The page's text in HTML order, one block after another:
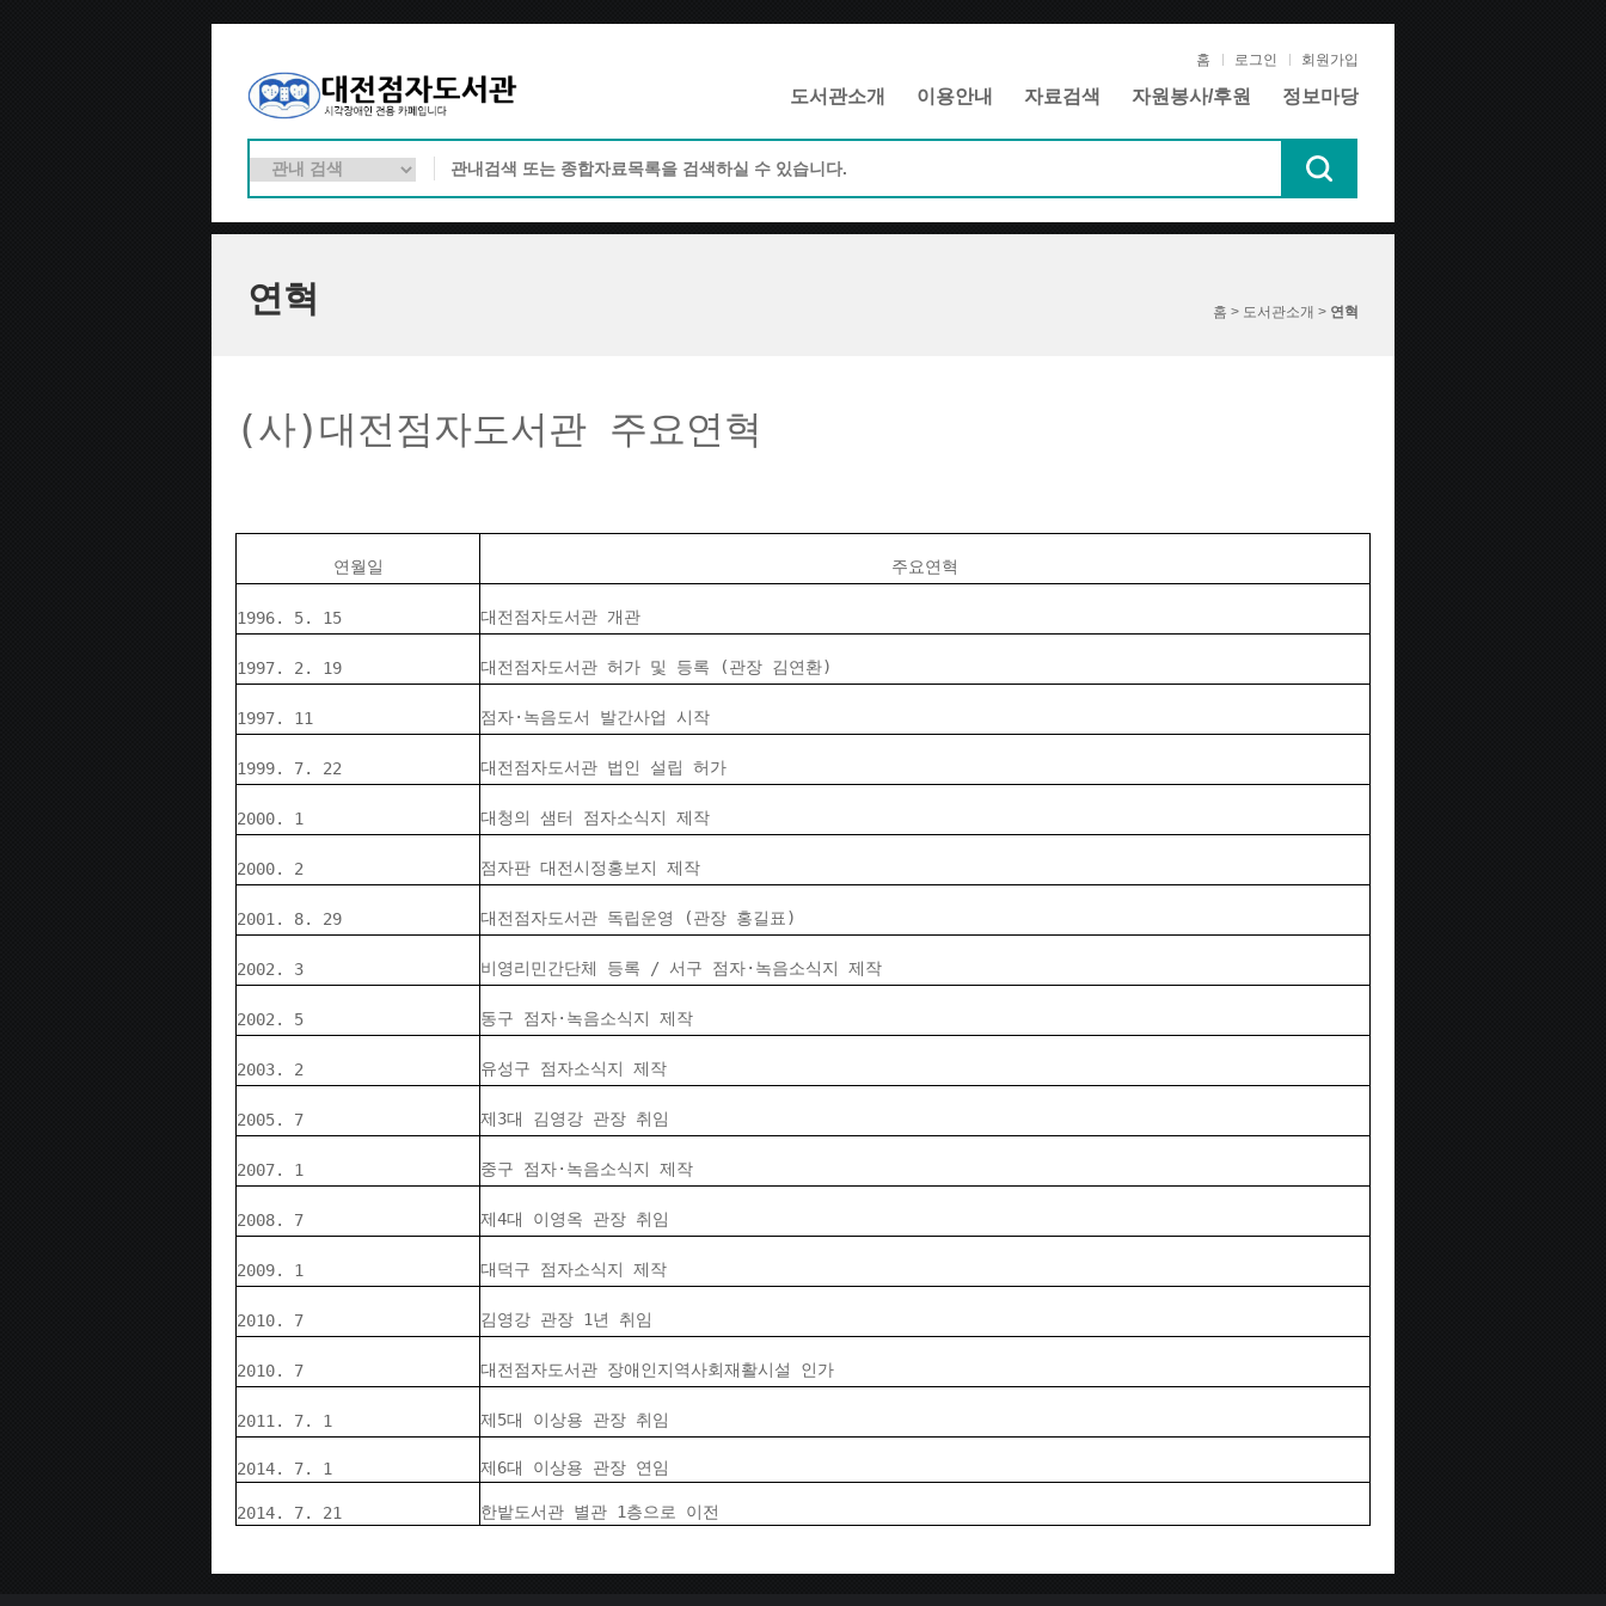
홈 로그인 회원가입
도서관소개 이용안내 자료검색 자원봉사/후원 정보마당
연혁 홈 > 도서관소개 > 연혁
(사)대전점자도서관 주요연혁
연월일 주요연혁
1996. 5. 15 대전점자도서관 개관
1997. 2. 19 대전점자도서관 허가 및 등록 (관장 김연환)
1997. 11 점자·녹음도서 발간사업 시작
1999. 7. 22 대전점자도서관 법인 설립 허가
2000. 1 대청의 샘터 점자소식지 제작
2000. 2 점자판 대전시정홍보지 제작
2001. 8. 29 대전점자도서관 독립운영 (관장 홍길표)
2002. 3 비영리민간단체 등록 / 서구 점자·녹음소식지 제작
2002. 5 동구 점자·녹음소식지 제작
2003. 2 유성구 점자소식지 제작
2005. 7 제3대 김영강 관장 취임
2007. 1 중구 점자·녹음소식지 제작
2008. 7 제4대 이영옥 관장 취임
2009. 1 대덕구 점자소식지 제작
2010. 7 김영강 관장 1년 취임
2010. 7 대전점자도서관 장애인지역사회재활시설 인가
2011. 7. 1 제5대 이상용 관장 취임
2014. 7. 1 제6대 이상용 관장 연임
2014. 7. 21 한밭도서관 별관 1층으로 이전